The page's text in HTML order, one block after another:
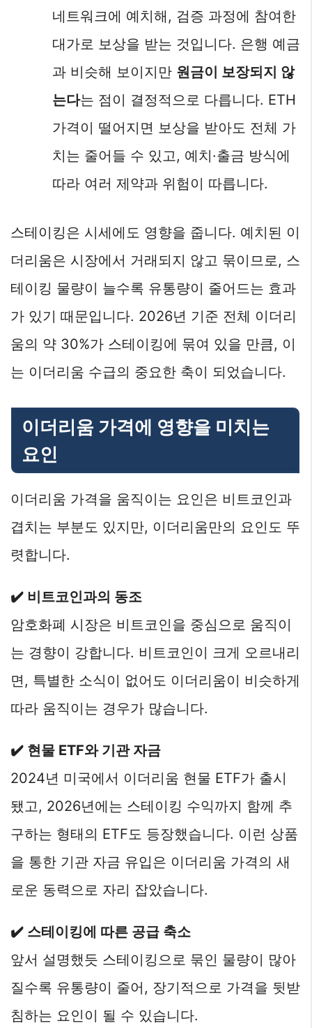
네트워크에 예치해, 검증 과정에 참여한
대가로 보상을 받는 것입니다. 은행 예금
과 비슷해 보이지만 원금이 보장되지 않
는다는 점이 결정적으로 다릅니다. ETH
가격이 떨어지면 보상을 받아도 전체 가
치는 줄어들 수 있고, 예치·출금 방식에
따라 여러 제약과 위험이 따릅니다.
스테이킹은 시세에도 영향을 줍니다. 예치된 이
더리움은 시장에서 거래되지 않고 묶이므로, 스
테이킹 물량이 늘수록 유통량이 줄어드는 효과
가 있기 때문입니다. 2026년 기준 전체 이더리
움의 약 30%가 스테이킹에 묶여 있을 만큼, 이
는 이더리움 수급의 중요한 축이 되었습니다.
이더리움 가격에 영향을 미치는
요인
이더리움 가격을 움직이는 요인은 비트코인과
겹치는 부분도 있지만, 이더리움만의 요인도 뚜
렷합니다.
✔️ 비트코인과의 동조
암호화폐 시장은 비트코인을 중심으로 움직이
는 경향이 강합니다. 비트코인이 크게 오르내리
면, 특별한 소식이 없어도 이더리움이 비슷하게
따라 움직이는 경우가 많습니다.
✔️ 현물 ETF와 기관 자금
2024년 미국에서 이더리움 현물 ETF가 출시
됐고, 2026년에는 스테이킹 수익까지 함께 추
구하는 형태의 ETF도 등장했습니다. 이런 상품
을 통한 기관 자금 유입은 이더리움 가격의 새
로운 동력으로 자리 잡았습니다.
✔️ 스테이킹에 따른 공급 축소
앞서 설명했듯 스테이킹으로 묶인 물량이 많아
질수록 유통량이 줄어, 장기적으로 가격을 뒷받
침하는 요인이 될 수 있습니다.